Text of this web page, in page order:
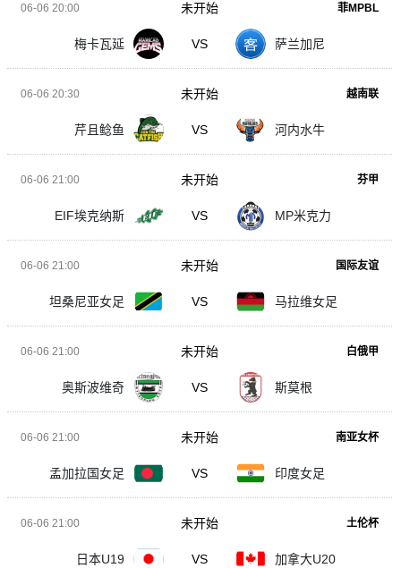
06-06 20:00 菲MPBL
梅卡瓦延 VS 萨兰加尼
未开始
06-06 20:30 越南联
芹且鲶鱼 VS 河内水牛
未开始
06-06 21:00 芬甲
EIF埃克纳斯 VS MP米克力
未开始
06-06 21:00 国际友谊
坦桑尼亚女足 VS 马拉维女足
未开始
06-06 21:00 白俄甲
奥斯波维奇 VS 斯莫根
未开始
06-06 21:00 南亚女杯
孟加拉国女足 VS 印度女足
未开始
06-06 21:00 土伦杯
日本U19 VS 加拿大U20
未开始